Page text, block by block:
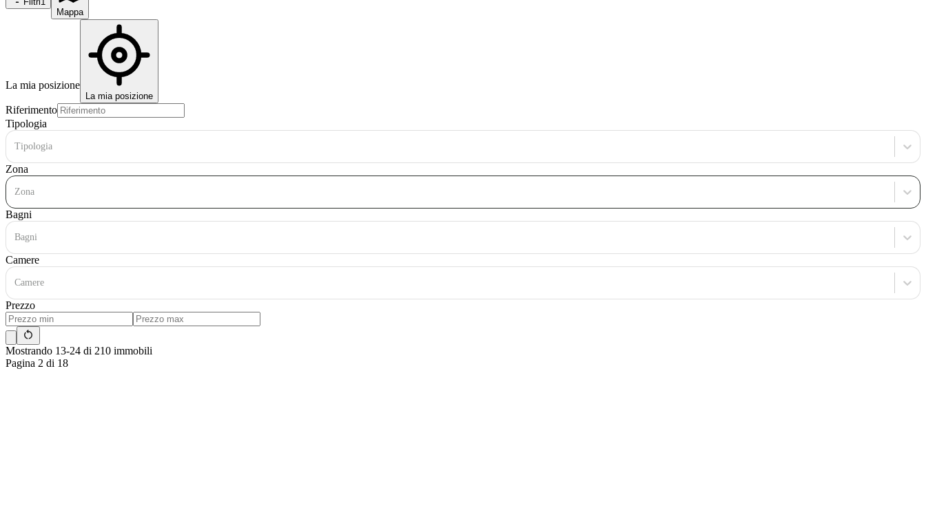
Mappa
La mia posizione
La mia posizione
Riferimento
Tipologia
Tipologia
Zona
Zona
Bagni
Bagni
Camere
Camere
Prezzo
Mostrando 13-24 di 210 immobili
Pagina 2 di 18